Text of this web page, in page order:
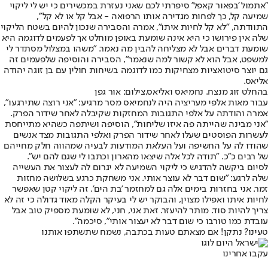
"אתמול 'בפאור קאפל' סיפרתי לכם שאני נעזרת במכשירים כי יש לי ליקוי
שמיעה קל, כך לפחות מגדירה אותו הרפואה - אבל קל או לא קל",
התוודתה, "לא קל לחיות איתו", אמרה והסבירה שנכון להיום בשטח הליקוי
שלה אין פירושו כי היא אינה שומעת באופן מוחלט אך לפעמים לדוגמה היא
שומעת דברים אבל לא מצליחה להבין מה נאמר. "משהו במצלול מסתדר לי
למשפט, אבל הוא לא קשור למה שנאמר", הסבירה והוסיפה שלפעמים זה
גם יוצר סיטואציות מצחיקות כמו לדוגמה בשיחות חולין עם בן זוגה יהודה
אליאס.
בהחלט זוג מנצח. נחמיאס ואליאס,צילום: אור גפן
עבור מאות אלפי מעריציה היה לנחמיאס מסר מרגיע: "אני רוצה שתירגעו",
אמרה והודתה על אלפי התגובות המחזקות שקיבלה לאחר שידור הפרק.
"אני מבינה שהייתה פה איזו שליחות", הוסיפה ושיתפה כשהיא מתייחסת
לעשרות הפוסטים שעלו לאחר שידור הפרק ואלפי התגובות מצד אנשים
שהודו לה על החשיפה ועל העלאת המודעות לבעיה שמהווה חלק מחייהם
של רבים כ"כ. "תודה לכל אלה שיצאו מהארון וכתבו לי שגם להם יש".
לסיום ביקשה להדגיש כי ליקוי השמיעה לא יגרום לה לעצור את העשייה
שלה לרגע: "שום דבר לא עוצר אותי. אני משחקת כרגע בשלושה מחזות
זמר. אני בחזרות בימים אלה גם למחזמר 'בת הים'. זה ליקוי קטן שאפשר
לחיות איתו ואפילו מצוין, והבוקר יש לי בעיקר הקלה מאוד גדולה כי זה לא
צריך להיות סוד. מותר להיעזר. זאת אני, חני, לא שומעת מספיק טוב אבל
עובדת כמו טורבו כי שום דבר לא יעצור אותי", סיכמה".
טעינו? נתקן! אם מצאתם טעות בכתבה, נשמח שתשתפו אותנו
עקבו אחרינו